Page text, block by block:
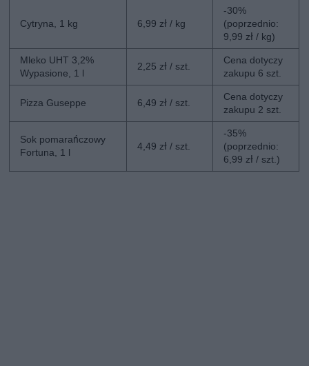
Cytryna, 1 kg 6,99 zł / kg
-30%
(poprzednio:
9,99 zł / kg)
Mleko UHT 3,2%
Wypasione, 1 l
2,25 zł / szt.
Cena dotyczy
zakupu 6 szt.
Pizza Guseppe 6,49 zł / szt.
Cena dotyczy
zakupu 2 szt.
Sok pomarańczowy
Fortuna, 1 l
4,49 zł / szt.
-35%
(poprzednio:
6,99 zł / szt.)